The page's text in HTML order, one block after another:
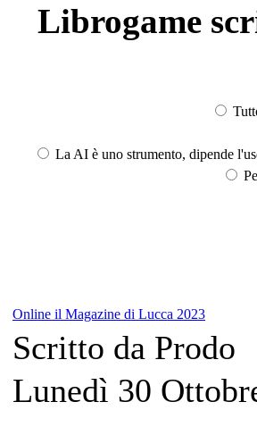
Librogame
La AI è uno strumento, dipende
Online il Magazine di Lucca 2023
Scritto da Prodo
Lunedì 30